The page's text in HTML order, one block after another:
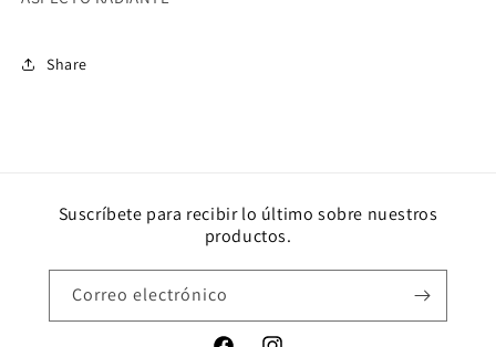
Share
Suscríbete para recibir lo último sobre nuestros
productos.
Correo electrónico